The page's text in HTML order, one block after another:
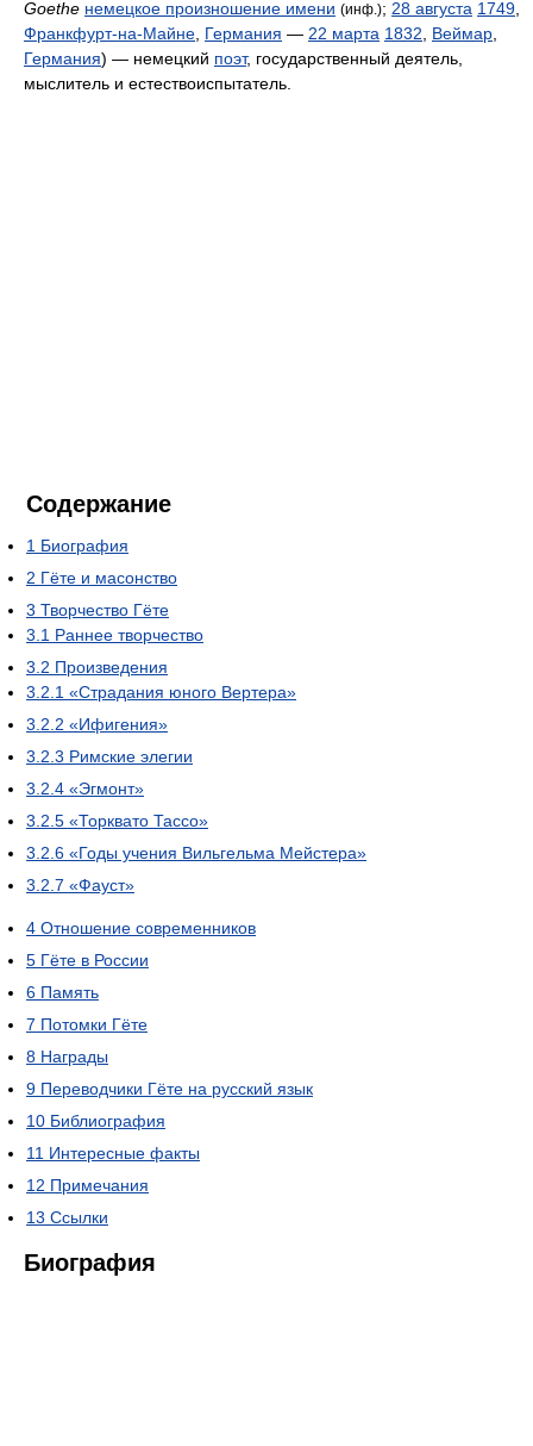
Goethe немецкое произношение имени (инф.); 28 августа 1749
Франкфурт-на-Майне Германия — 22 марта 1832 Веймар
Германия) — немецкий поэт, государственный деятель,
мыслитель и естествоиспытатель.
Содержание
1 Биография
2 Гёте и масонство
3 Творчество Гёте
3.1 Раннее творчество
3.2 Произведения
3.2.1 «Страдания юного Вертера»
3.2.2 «Ифигения»
3.2.3 Римские элегии
3.2.4 «Эгмонт»
3.2.5 «Торквато Тассо»
3.2.6 «Годы учения Вильгельма Мейстера»
3.2.7 «Фауст»
4 Отношение современников
5 Гёте в России
6 Память
7 Потомки Гёте
8 Награды
9 Переводчики Гёте на русский язык
10 Библиография
11 Интересные факты
12 Примечания
13 Ссылки
Биография